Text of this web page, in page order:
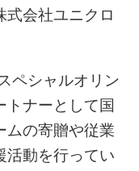
式会社ユニクロ
ペシャルオリン
トナーとして国
ムの寄贈や従業
活動を行ってい